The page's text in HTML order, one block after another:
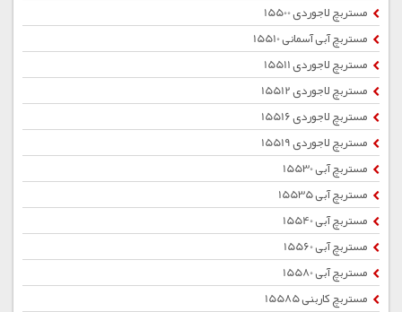
مستربچ لاجوردی 15500
مستربچ آبی آسمانی 15510
مستربچ لاجوردی 15511
مستربچ لاجوردی 15512
مستربچ لاجوردی 15516
مستربچ لاجوردی 15519
مستربچ آبی 15530
مستربچ آبی 15535
مستربچ آبی 15540
مستربچ آبی 15560
مستربچ آبی 15580
مستربچ کاربنی 15585